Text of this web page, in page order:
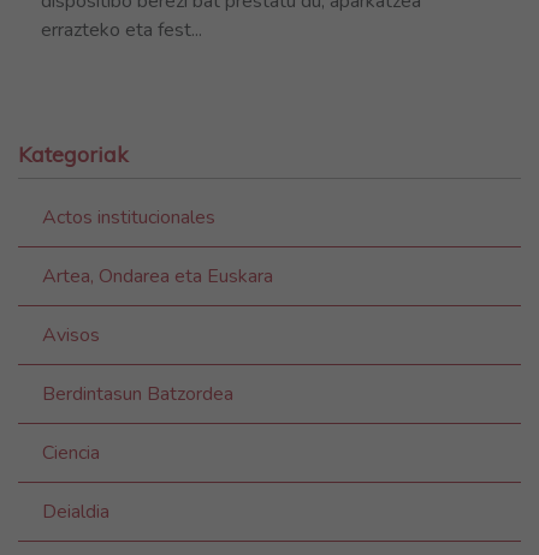
errazteko eta fest...
Kategoriak
Actos institucionales
Artea, Ondarea eta Euskara
Avisos
Berdintasun Batzordea
Ciencia
Deialdia